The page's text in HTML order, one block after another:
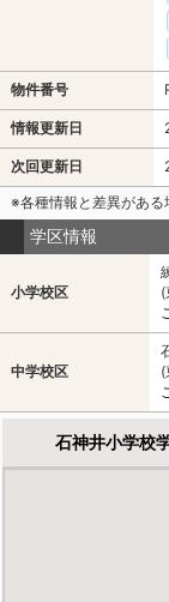
物件番号
情報更新日
次回更新日
※各種情報と差異があ
学区情報
小学校区
(
中学校区
(
石神井小学校